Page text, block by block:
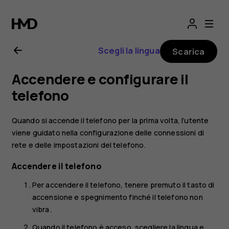
Manuale
d’uso
del
Nokia
2.1
Scegli la lingua Scarica
Accendere e configurare il
telefono
Quando si accende il telefono per la prima volta, l’utente
viene guidato nella configurazione delle connessioni di
rete e delle impostazioni del telefono.
Accendere il telefono
Per accendere il telefono, tenere premuto il tasto di
accensione e spegnimento finché il telefono non
vibra.